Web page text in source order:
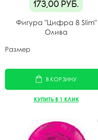
173,00 руб.
Фигура "Цифра 8 Slim"
Олива
Размер
В КОРЗИНУ
КУПИТЬ В 1 КЛИК